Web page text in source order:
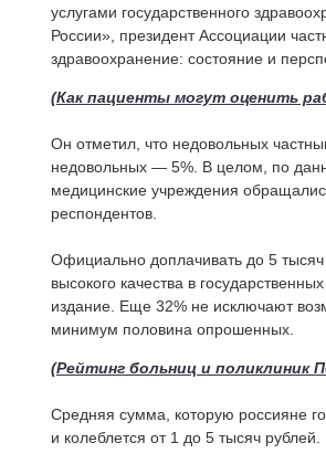
услугами государственного
России», президент Ассоциации
здравоохранение: состояние и
(Как пациенты могут оценить
Он отметил, что недовольных
недовольных — 5%. В целом, по
медицинские учреждения
респондентов.
Официально доплачивать до 5
высокого качества в
издание. Еще 32% не исключают
минимум половина опрошенных.
(Рейтинг больниц и поликлиник
Средняя сумма, которую россияне
и колеблется от 1 до 5 тысяч рублей.